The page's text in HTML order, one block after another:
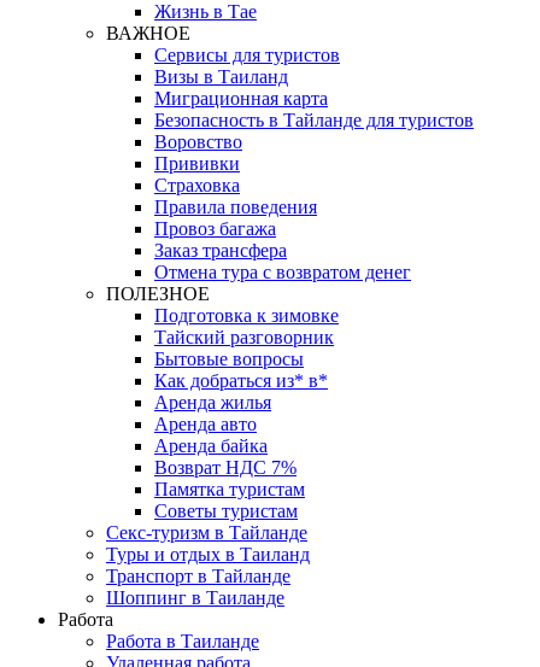
Жизнь в Тае
ВАЖНОЕ
Сервисы для туристов
Визы в Таиланд
Миграционная карта
Безопасность в Тайланде для туристов
Воровство
Прививки
Страховка
Правила поведения
Провоз багажа
Заказ трансфера
Отмена тура с возвратом денег
ПОЛЕЗНОЕ
Подготовка к зимовке
Тайский разговорник
Бытовые вопросы
Как добраться из* в*
Аренда жилья
Аренда авто
Аренда байка
Возврат НДС 7%
Памятка туристам
Советы туристам
Секс-туризм в Тайланде
Туры и отдых в Таиланд
Транспорт в Тайланде
Шоппинг в Таиланде
Работа
Работа в Таиланде
Удаленная работа